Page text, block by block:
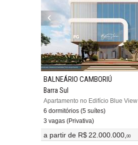
BALNEÁRIO CAMBORIÚ
Barra Sul
Apartamento no Edifício Blue View
6 dormitórios (5 suítes)
3 vagas (Privativa)
a partir de R$ 22.000.000,00